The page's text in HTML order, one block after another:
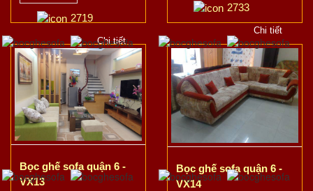
2719
Chi tiết
2733
Chi tiết
Bọc ghế sofa quận 6 -
VX13
Bọc ghế sofa quận 6 -
VX14